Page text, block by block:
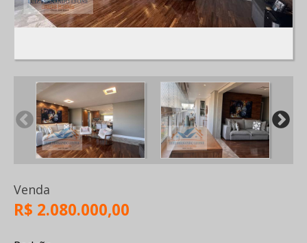
Venda
R$ 2.080.000,00